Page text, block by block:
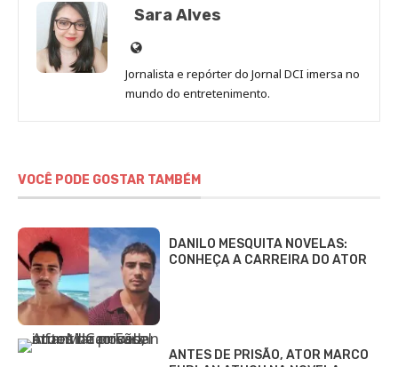
Sara Alves
Site
de
Sara
Jornalista e repórter do Jornal DCI imersa no
mundo do entretenimento.
VOCÊ PODE GOSTAR TAMBÉM
DANILO MESQUITA NOVELAS:
CONHEÇA A CARREIRA DO ATOR
ANTES DE PRISÃO, ATOR MARCO